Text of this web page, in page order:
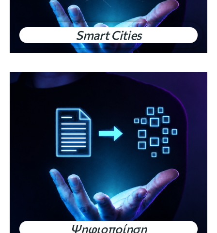
Smart Cities
Ψηφιοποίηση